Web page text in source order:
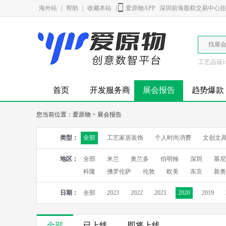
海外站 帮助 收藏本站 爱原物APP 深圳前海股权交易中心
找展
工艺品设
首页 开发服务商 展会报告 趋势爆款
您当前位置： 爱原物 > 展会报告
类型： 全部 工艺家居装饰 个人时尚消费 文创文
地区： 全部 米兰 奥兰多 伯明翰 深圳 慕
科隆
佛罗伦萨 伦敦 欧美 东京 新
日期： 全部 2023 2022 2021 2020 2019